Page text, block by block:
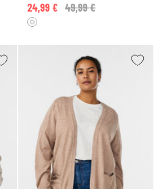
Price reduced from
49,99 €
24,99 €